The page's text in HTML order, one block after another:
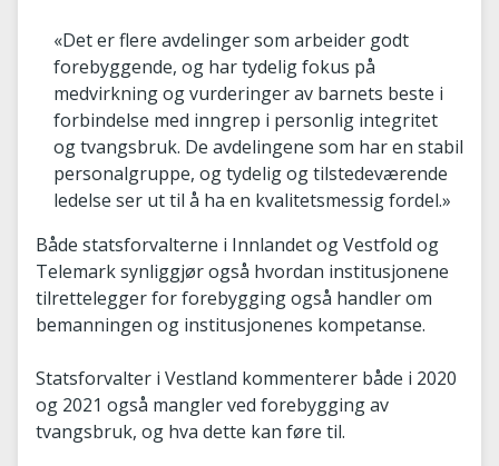
«Det er flere avdelinger som arbeider godt
forebyggende, og har tydelig fokus på
medvirkning og vurderinger av barnets beste i
forbindelse med inngrep i personlig integritet
og tvangsbruk. De avdelingene som har en stabil
personalgruppe, og tydelig og tilstedeværende
ledelse ser ut til å ha en kvalitetsmessig fordel.»
Både statsforvalterne i Innlandet og Vestfold og
Telemark synliggjør også hvordan institusjonene
tilrettelegger for forebygging også handler om
bemanningen og institusjonenes kompetanse.
Statsforvalter i Vestland kommenterer både i 2020
og 2021 også mangler ved forebygging av
tvangsbruk, og hva dette kan føre til.